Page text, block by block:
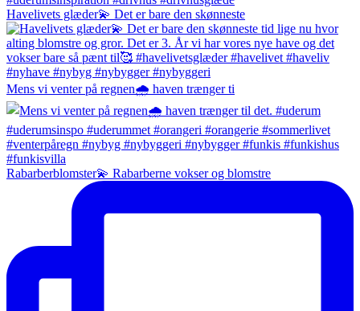
Havelivets glæder💫 Det er bare den skønneste
Mens vi venter på regnen🌧️ haven trænger ti
Rabarberblomster💫 Rabarberne vokser og blomstre